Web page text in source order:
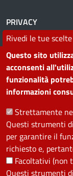
Rivedi le tue
Questo sito
acconsenti
funzionalità
informazioni
Strettamente
Questi strumenti
per garantire il
richiesto e,
Facoltativi (non
Questi strumenti
PRIVACY
Useful
PRIVACY